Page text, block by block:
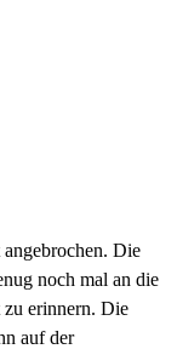
Die
noch mal an die
zu erinnern. Die
auf der